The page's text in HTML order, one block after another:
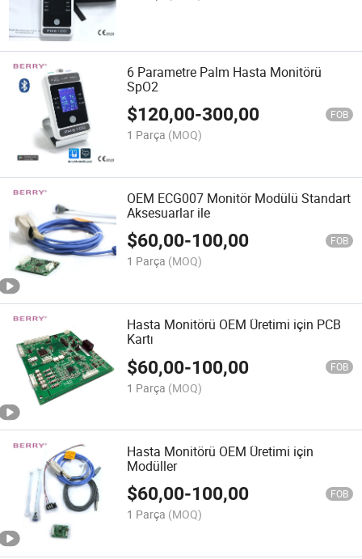
6 Parametre Palm Hasta Monitörü
SpO2
$120,00-300,00 FOB
1 Parça (MOQ)
OEM ECG007 Monitör Modülü Standart
Aksesuarlar ile
$60,00-100,00 FOB
1 Parça (MOQ)
Hasta Monitörü OEM Üretimi için PCB
Kartı
$60,00-100,00 FOB
1 Parça (MOQ)
Hasta Monitörü OEM Üretimi için
Modüller
$60,00-100,00 FOB
1 Parça (MOQ)